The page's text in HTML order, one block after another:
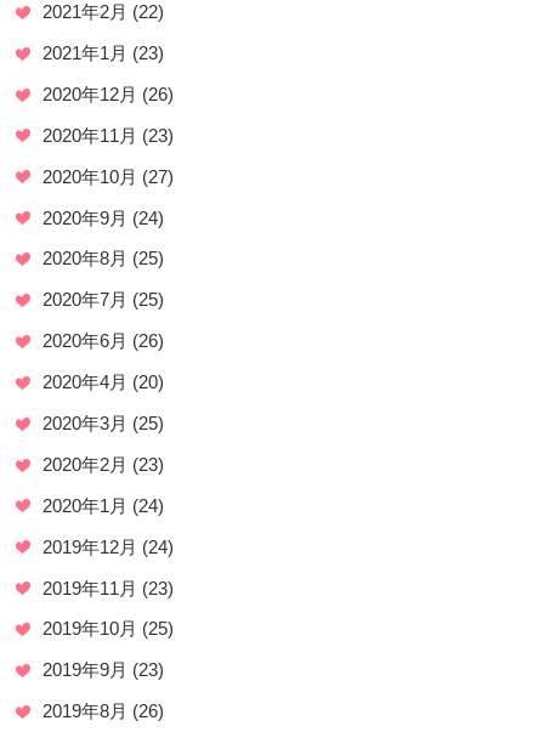
2021年2月 (22)
2021年1月 (23)
2020年12月 (26)
2020年11月 (23)
2020年10月 (27)
2020年9月 (24)
2020年8月 (25)
2020年7月 (25)
2020年6月 (26)
2020年4月 (20)
2020年3月 (25)
2020年2月 (23)
2020年1月 (24)
2019年12月 (24)
2019年11月 (23)
2019年10月 (25)
2019年9月 (23)
2019年8月 (26)